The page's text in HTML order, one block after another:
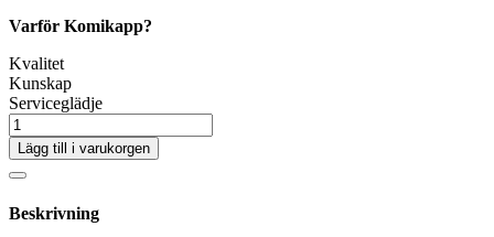
Varför Komikapp?
Kvalitet
Kunskap
Serviceglädje
Lägg till i varukorgen
Beskrivning